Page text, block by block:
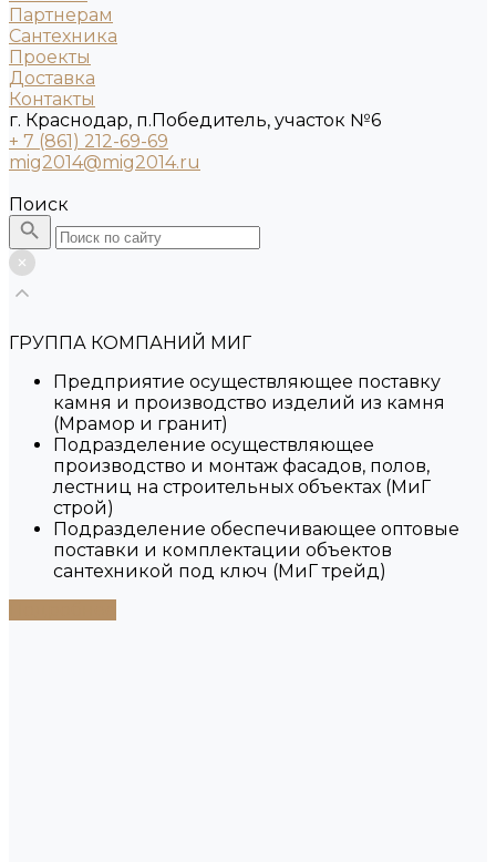
Партнерам
Сантехника
Проекты
Доставка
Контакты
г. Краснодар, п.Победитель, участок №6
+ 7 (861) 212-69-69
mig2014@mig2014.ru
Поиск
ГРУППА КОМПАНИЙ МИГ
Предприятие осуществляющее поставку
камня и производство изделий из камня
(Мрамор и гранит)
Подразделение осуществляющее
производство и монтаж фасадов, полов,
лестниц на строительных объектах (МиГ
строй)
Подразделение обеспечивающее оптовые
поставки и комплектации объектов
сантехникой под ключ (МиГ трейд)